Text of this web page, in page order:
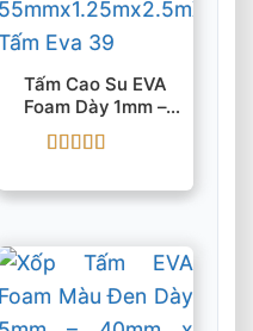
Tấm Cao Su EVA
Foam Dày 1mm –
55mmx1.25mx2.5m
hạng55 sao